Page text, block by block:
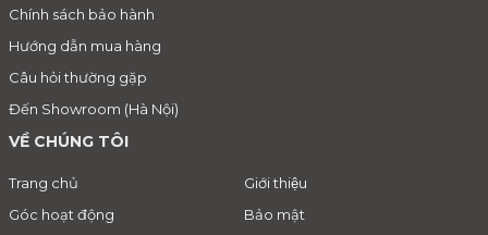
Chính sách bảo hành
Hướng dẫn mua hàng
Câu hỏi thường gặp
Đến Showroom (Hà Nội)
VỀ CHÚNG TÔI
Trang chủ
Giới thiệu
Góc hoạt động
Bảo mật